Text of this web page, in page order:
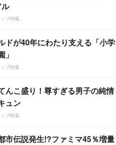
プ特集
ドが40年にわたり支える「小学
」
プ特集
んこ盛り！尊すぎる男子の純情
ュン
プ特集
市伝説発生!?ファミマ45％増量